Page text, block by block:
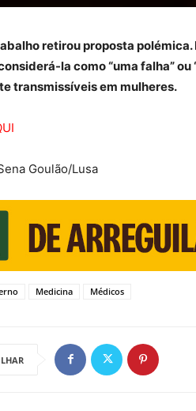
retirou proposta
la como “uma falha”
transmissíveis em mulheres.
Goulão/Lusa
Medicina Médicos